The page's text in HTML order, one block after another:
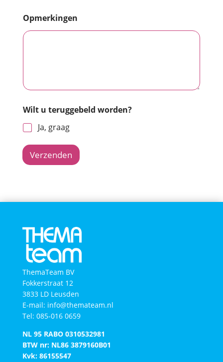
Opmerkingen
Wilt u teruggebeld worden?
Ja, graag
Verzenden
ThemaTeam BV
Fokkerstraat 12
3833 LD Leusden
E-mail: info@themateam.nl
Tel: 085-016 0659
NL 95 RABO 0310532981
BTW nr: NL86 3879160B01​
Kvk: 86155547